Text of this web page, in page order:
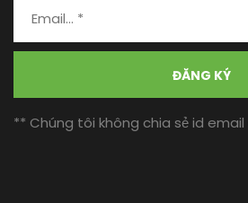
ĐĂNG KÝ
** Chúng tôi không chia sẻ id email